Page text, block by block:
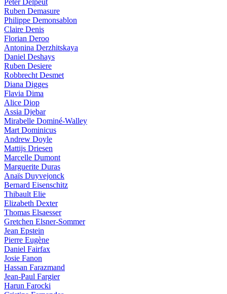
Peter Delpeut
Ruben Demasure
Philippe Demonsablon
Claire Denis
Florian Deroo
Antonina Derzhitskaya
Daniel Deshays
Ruben Desiere
Robbrecht Desmet
Diana Digges
Flavia Dima
Alice Diop
Assia Djebar
Mirabelle Dominé-Walley
Mart Dominicus
Andrew Doyle
Mattijs Driesen
Marcelle Dumont
Marguerite Duras
Anaïs Duyvejonck
Bernard Eisenschitz
Thibault Elie
Elizabeth Dexter
Thomas Elsaesser
Gretchen Elsner-Sommer
Jean Epstein
Pierre Eugène
Daniel Fairfax
Josie Fanon
Hassan Farazmand
Jean-Paul Fargier
Harun Farocki